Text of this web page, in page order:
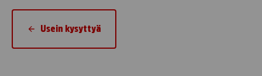
Usein kysyttyä